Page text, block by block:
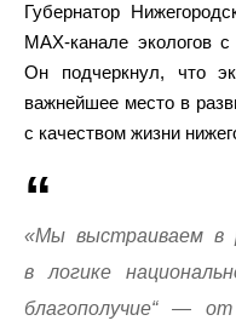
Губернатор
MAX-канале экологов
Он подчеркнул, что
важнейшее место в
с качеством жизни
«Мы выстраиваем в
в логике
благополучие“ —